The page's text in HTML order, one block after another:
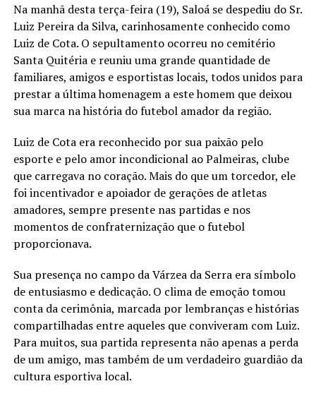
Na manhã desta terça-feira (19), Saloá se despediu do Sr.
Luiz Pereira da Silva, carinhosamente conhecido como
Luiz de Cota. O sepultamento ocorreu no cemitério
Santa Quitéria e reuniu uma grande quantidade de
familiares, amigos e esportistas locais, todos unidos para
prestar a última homenagem a este homem que deixou
sua marca na história do futebol amador da região.
Luiz de Cota era reconhecido por sua paixão pelo
esporte e pelo amor incondicional ao Palmeiras, clube
que carregava no coração. Mais do que um torcedor, ele
foi incentivador e apoiador de gerações de atletas
amadores, sempre presente nas partidas e nos
momentos de confraternização que o futebol
proporcionava.
Sua presença no campo da Várzea da Serra era símbolo
de entusiasmo e dedicação. O clima de emoção tomou
conta da cerimônia, marcada por lembranças e histórias
compartilhadas entre aqueles que conviveram com Luiz.
Para muitos, sua partida representa não apenas a perda
de um amigo, mas também de um verdadeiro guardião da
cultura esportiva local.